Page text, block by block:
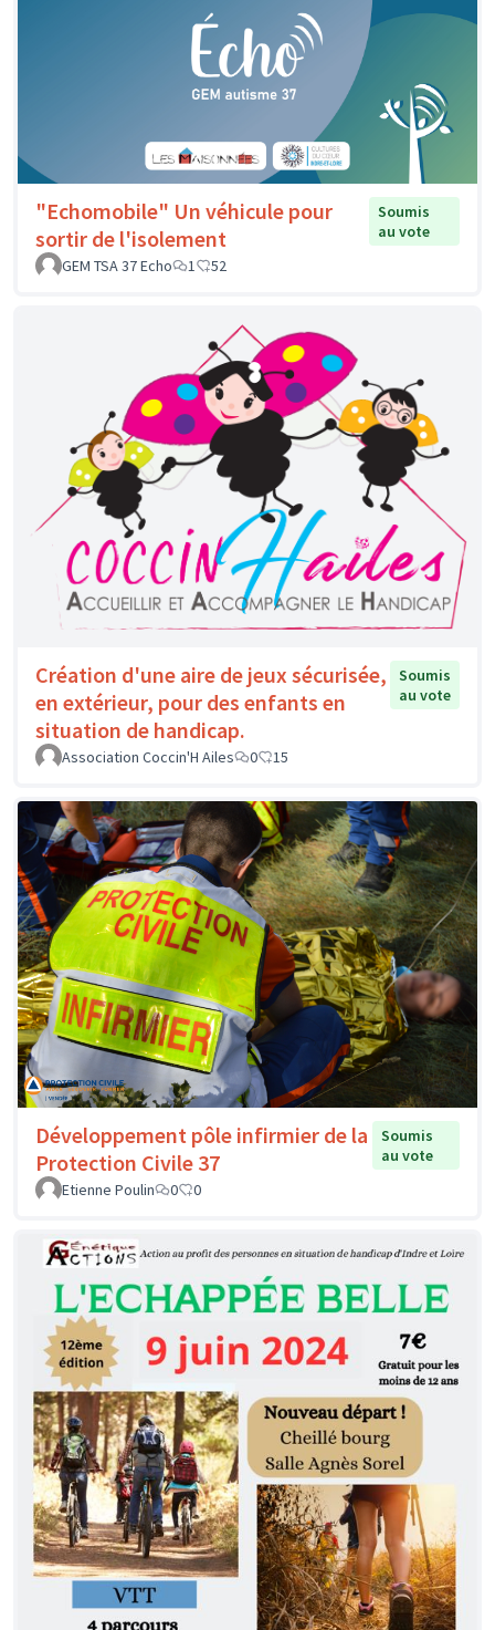
"Echomobile" Un véhicule pour
sortir de l'isolement
Soumis
au vote
GEM TSA 37 Echo
1 52
Création d'une aire de jeux sécurisée,
en extérieur, pour des enfants en
situation de handicap.
Soumis
au vote
Association Coccin'H Ailes 0 15
Développement pôle infirmier de la
Protection Civile 37
Soumis
au vote
Etienne Poulin
0 0